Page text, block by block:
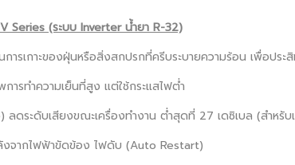
(ระบบ Inverter น้ำยา R-32)
ารเกาะของฝุ่นหรือสิ่งสกปรกที่ครีบระบายความร้อน เพื่อปร
การทำความเย็นที่สูง แต่ใช้กระแสไฟต่ำ
ลดระดับเสียงขณะเครื่องทำงาน ต่ำสุดที่ 27 เดซิเบล (สำหรั
งจากไฟฟ้าขัดข้อง ไฟดับ (Auto Restart)